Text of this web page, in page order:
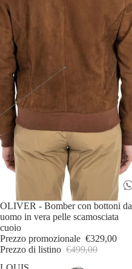
IN OFFERTA
OLIVER - Bomber con bottoni da
uomo in vera pelle scamosciata
cuoio
Prezzo promozionale €329,00
Prezzo di listino €499,00